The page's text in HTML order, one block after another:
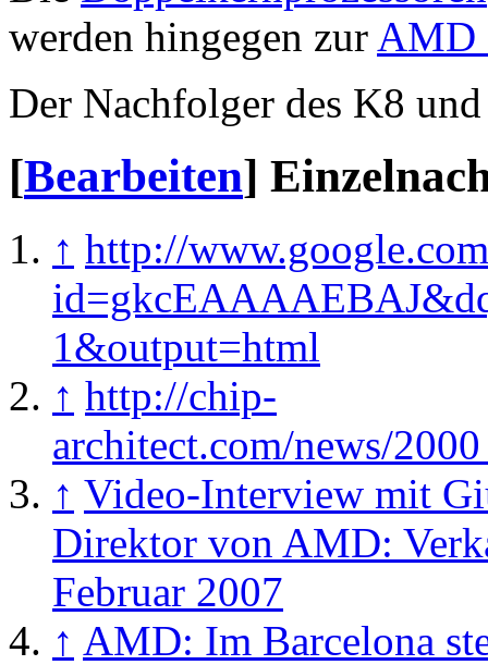
werden hingegen zur AMD
Der Nachfolger des K8
[Bearbeiten]
↑ http://
1&output=html
↑ http://chip-
architect.com/news/
↑ Video-Interview mit
Direktor von AMD:
Februar 2007
↑ AMD: Im Barcelona